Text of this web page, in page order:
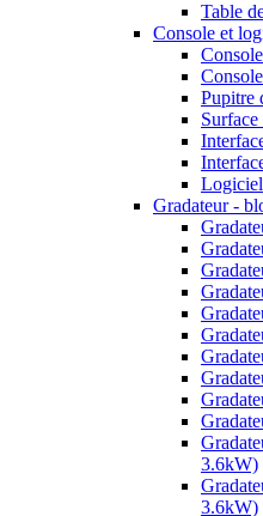
Table
Console et
Pupitre
Gradateur -
3.6kW)
3.6kW)